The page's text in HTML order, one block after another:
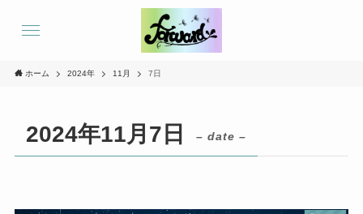
ホーム 2024年 11月 7日
2024年11月7日 – date –